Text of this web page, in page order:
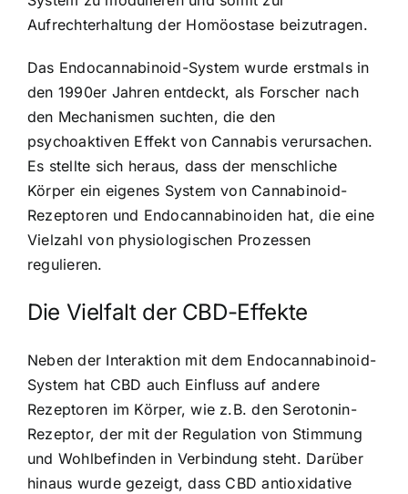
Aufrechterhaltung der Homöostase beizutragen.
Das Endocannabinoid-System wurde erstmals in
den 1990er Jahren entdeckt, als Forscher nach
den Mechanismen suchten, die den
psychoaktiven Effekt von Cannabis verursachen.
Es stellte sich heraus, dass der menschliche
Körper ein eigenes System von Cannabinoid-
Rezeptoren und Endocannabinoiden hat, die eine
Vielzahl von physiologischen Prozessen
regulieren.
Die Vielfalt der CBD-Effekte
Neben der Interaktion mit dem Endocannabinoid-
System hat CBD auch Einfluss auf andere
Rezeptoren im Körper, wie z.B. den Serotonin-
Rezeptor, der mit der Regulation von Stimmung
und Wohlbefinden in Verbindung steht. Darüber
hinaus wurde gezeigt, dass CBD antioxidative